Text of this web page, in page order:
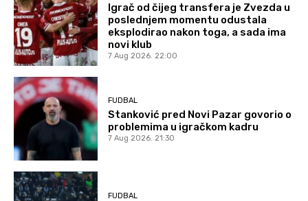
Igrač od čijeg transfera je Zvezda u
poslednjem momentu odustala
eksplodirao nakon toga, a sada ima
novi klub
7 Aug 2026. 22:00
FUDBAL
Stanković pred Novi Pazar govorio o
problemima u igračkom kadru
7 Aug 2026. 21:30
FUDBAL